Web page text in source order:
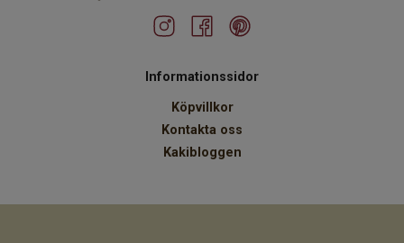
Informationssidor
Köpvillkor
Kontakta oss
Kakibloggen